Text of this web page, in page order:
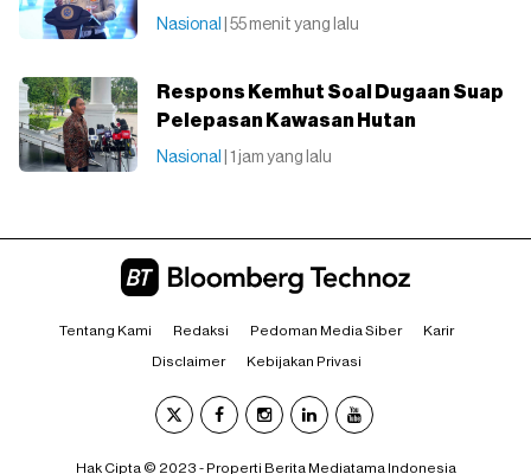
Nasional | 55 menit yang lalu
Respons Kemhut Soal Dugaan Suap
Pelepasan Kawasan Hutan
Nasional | 1 jam yang lalu
Tentang Kami Redaksi Pedoman Media Siber Karir
Disclaimer Kebijakan Privasi
Hak Cipta © 2023 - Properti Berita Mediatama Indonesia